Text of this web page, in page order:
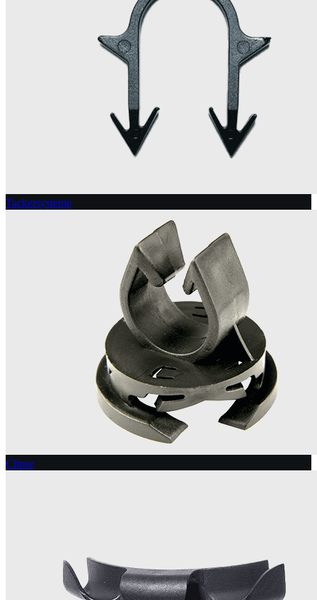
Tackersysteme
Clipse